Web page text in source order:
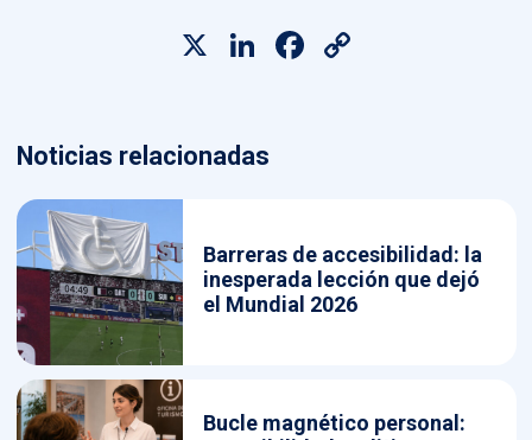
X LinkedInFacebook
Noticias relacionadas
Barreras de accesibilidad: la
inesperada lección que dejó
el Mundial 2026
Bucle magnético personal: